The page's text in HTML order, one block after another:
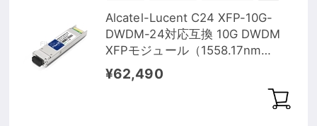
Alcatel-Lucent C24 XFP-10G-
DWDM-24対応互換 10G DWDM
XFPモジュール（1558.17nm
80km DOM）
¥62,490